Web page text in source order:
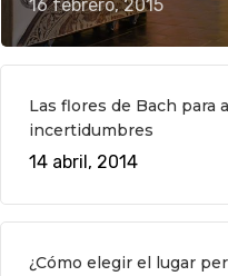
16 febrero, 2015
Las flores de Bach para
incertidumbres
14 abril, 2014
¿Cómo elegir el lugar